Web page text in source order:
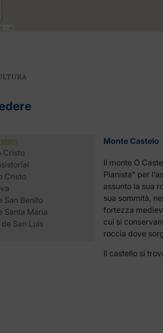
Cristo
Cristo
San Benito
Santa Maria
San Luís
Monte Castelo
Il monte O
Pianista” per
assunto la sua
sua sommità,
fortezza
cui si
roccia dove
Il castello si